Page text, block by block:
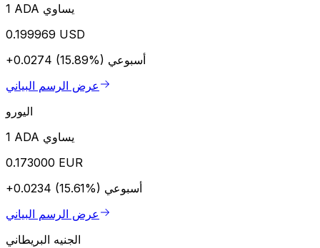
1 ADA يساوي
0.199969 USD
+0.0274 (15.89%) أسبوعي
عرض الرسم البياني
اليورو
1 ADA يساوي
0.173000 EUR
+0.0234 (15.61%) أسبوعي
عرض الرسم البياني
الجنيه البريطاني